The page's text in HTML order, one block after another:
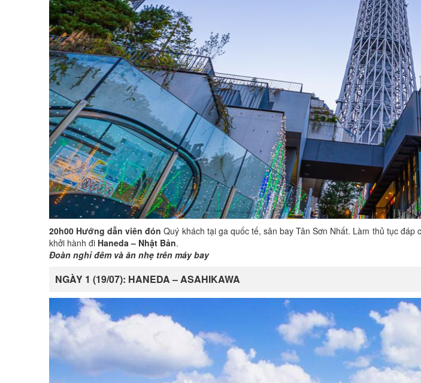
20h00 Hướng dẫn viên đón Quý khách tại ga quốc tế, sân bay Tân Sơn Nhất. Làm thủ tục
khởi hành đi Haneda – Nhật Bản.
Đoàn nghỉ đêm và ăn nhẹ trên máy bay
NGÀY 1 (19/07): HANEDA – ASAHIKAWA